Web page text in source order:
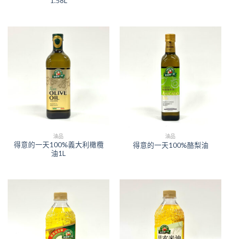
油品
得意的一天100%義大利橄欖
油1L
油品
得意的一天100%酪梨油